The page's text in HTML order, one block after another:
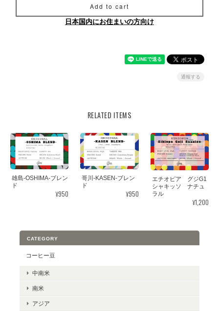
Add to cart
日本国内にお住まいの方向け
通報する
RELATED ITEMS
雄島-OSHIMA-ブレン
ド
¥950
哥川-KASEN-ブレン
ド
¥950
エチオピア グジG1
シャキッソ ナチュ
ラル
¥1,200
CATEGORY
コーヒー豆
中南米
南米
アジア